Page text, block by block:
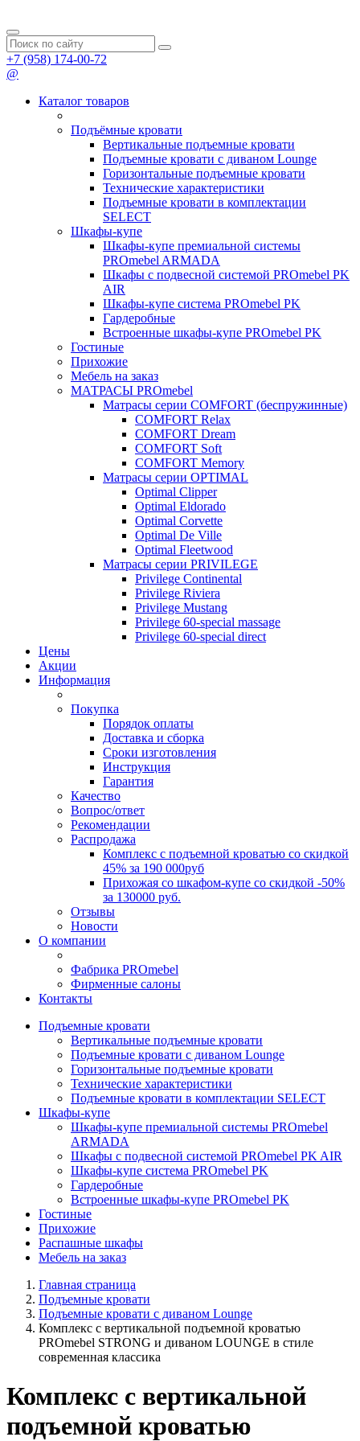
+7 (958) 174-00-72
@
Каталог товаров
Подъёмные кровати
Вертикальные подъемные кровати
Подъемные кровати с диваном Lounge
Горизонтальные подъемные кровати
Технические характеристики
Подъемные кровати в комплектации
SELECT
Шкафы-купе
Шкафы-купе премиальной системы
PROmebel ARMADA
Шкафы с подвесной системой PROmebel PK
AIR
Шкафы-купе система PROmebel PK
Гардеробные
Встроенные шкафы-купе PROmebel PK
Гостиные
Прихожие
Мебель на заказ
МАТРАСЫ PROmebel
Матрасы серии COMFORT (беспружинные)
COMFORT Relax
COMFORT Dream
COMFORT Soft
COMFORT Memory
Матрасы серии OPTIMAL
Optimal Clipper
Optimal Eldorado
Optimal Corvette
Optimal De Ville
Optimal Fleetwood
Матрасы серии PRIVILEGE
Privilege Continental
Privilege Riviera
Privilege Mustang
Privilege 60-special massage
Privilege 60-special direct
Цены
Акции
Информация
Покупка
Порядок оплаты
Доставка и сборка
Сроки изготовления
Инструкция
Гарантия
Качество
Вопрос/ответ
Рекомендации
Распродажа
Комплекс с подъемной кроватью со скидкой
45% за 190 000руб
Прихожая со шкафом-купе со скидкой -50%
за 130000 руб.
Отзывы
Новости
О компании
Фабрика PROmebel
Фирменные салоны
Контакты
Подъемные кровати
Вертикальные подъемные кровати
Подъемные кровати с диваном Lounge
Горизонтальные подъемные кровати
Технические характеристики
Подъемные кровати в комплектации SELECT
Шкафы-купе
Шкафы-купе премиальной системы PROmebel
ARMADA
Шкафы с подвесной системой PROmebel PK AIR
Шкафы-купе система PROmebel PK
Гардеробные
Встроенные шкафы-купе PROmebel PK
Гостиные
Прихожие
Распашные шкафы
Мебель на заказ
Главная страница
Подъемные кровати
Подъемные кровати с диваном Lounge
Комплекс с вертикальной подъемной кроватью
PROmebel STRONG и диваном LOUNGE в стиле
современная классика
Комплекс с вертикальной
подъемной кроватью